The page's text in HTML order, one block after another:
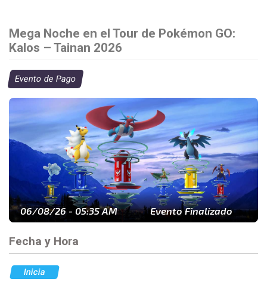
Mega Noche en el Tour de Pokémon GO:
Kalos – Tainan 2026
Evento de Pago
06/08/26 - 05:35 AM Evento Finalizado
Fecha y Hora
Inicia